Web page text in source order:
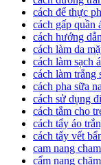
cách để thực
cách gấp quần
cách hướng
cách làm da
cách làm sạch
cách làm trắng
cách pha sữa
cách sử dụng
cách tắm cho
cách tẩy áo
cách tẩy vết
cam nang
cẩm nang